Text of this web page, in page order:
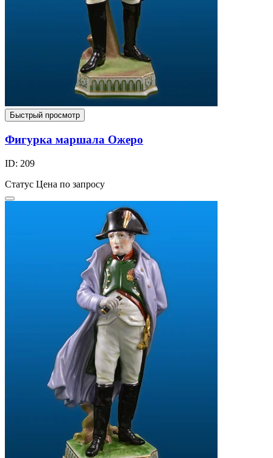
Быстрый просмотр
Фигурка маршала Ожеро
ID: 209
Статус Цена по запросу